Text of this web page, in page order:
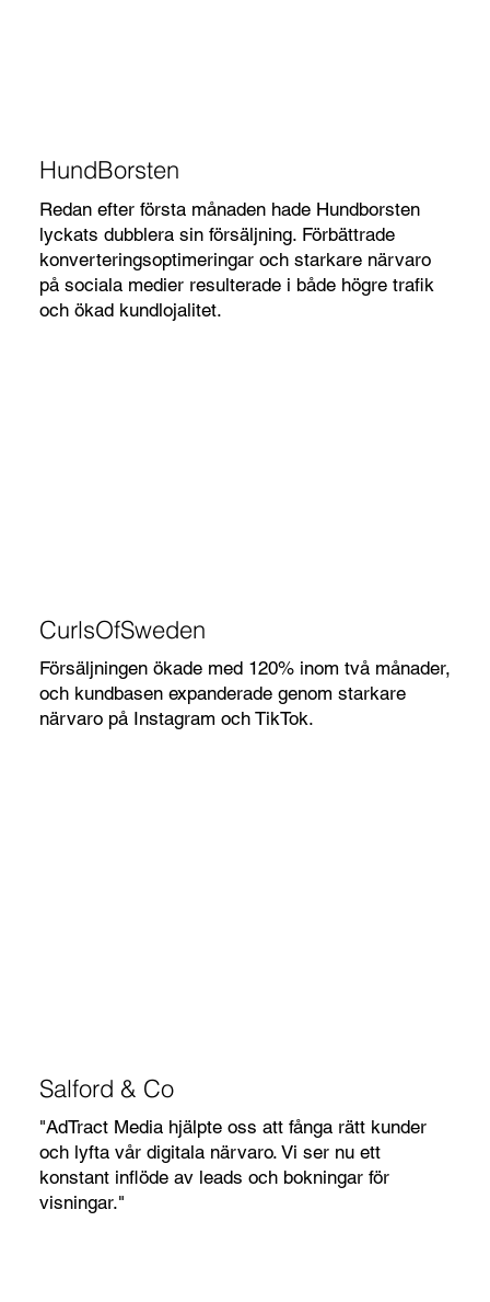
HundBorsten
Redan efter första månaden hade Hundborsten
lyckats dubblera sin försäljning. Förbättrade
konverteringsoptimeringar och starkare närvaro
på sociala medier resulterade i både högre trafik
och ökad kundlojalitet.
CurlsOfSweden
Försäljningen ökade med 120% inom två månader,
och kundbasen expanderade genom starkare
närvaro på Instagram och TikTok.
Salford & Co
"AdTract Media hjälpte oss att fånga rätt kunder
och lyfta vår digitala närvaro. Vi ser nu ett
konstant inflöde av leads och bokningar för
visningar."